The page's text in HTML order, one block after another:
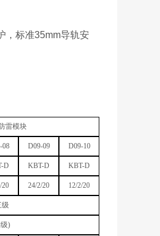
，标准35mm导轨安
雷模块
08 D09-09 D09-10
D KBT-D KBT-D
20 24/2/20 12/2/20
级
)